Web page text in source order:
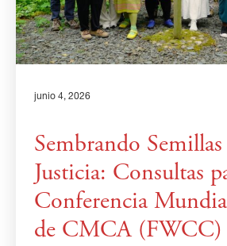
junio 4, 2026
Sembrando
Justicia: Consultas
Conferencia
de CMCA